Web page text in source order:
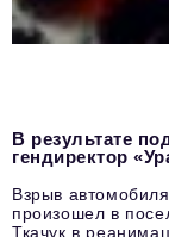
В результате
гендиректор
Взрыв
произошел в
Ткачук в